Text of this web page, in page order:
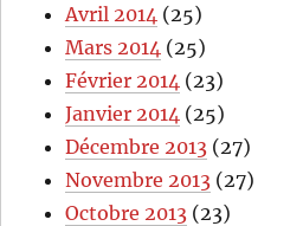
Avril 2014 (25)
Mars 2014 (25)
Février 2014 (23)
Janvier 2014 (25)
Décembre 2013 (27)
Novembre 2013 (27)
Octobre 2013 (23)